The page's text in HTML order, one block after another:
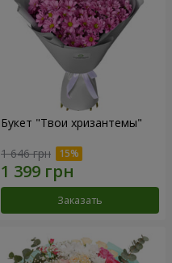
Букет "Твои хризантемы"
1 646 грн
Заказать